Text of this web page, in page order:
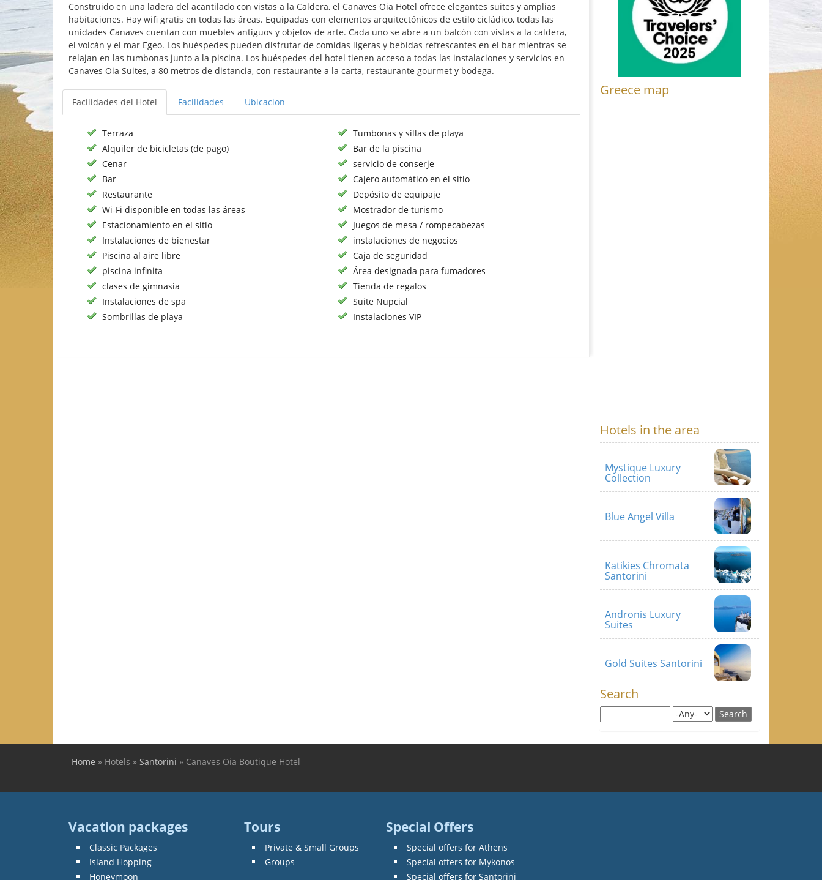
Construido en una ladera del acantilado con vistas a la Caldera, el Canaves Oia Hotel ofrece elegantes suites y amplias
habitaciones. Hay wifi gratis en todas las áreas. Equipadas con elementos arquitectónicos de estilo cicládico, todas las
unidades Canaves cuentan con muebles antiguos y objetos de arte. Cada uno se abre a un balcón con vistas a la caldera,
el volcán y el mar Egeo. Los huéspedes pueden disfrutar de comidas ligeras y bebidas refrescantes en el bar mientras se
relajan en las tumbonas junto a la piscina. Los huéspedes del hotel tienen acceso a todas las instalaciones y servicios en
Canaves Oia Suites, a 80 metros de distancia, con restaurante a la carta, restaurante gourmet y bodega.
Facilidades del Hotel Facilidades Ubicacion
Terraza
Alquiler de bicicletas (de pago)
Cenar
Bar
Restaurante
Wi-Fi disponible en todas las áreas
Estacionamiento en el sitio
Instalaciones de bienestar
Piscina al aire libre
piscina infinita
clases de gimnasia
Instalaciones de spa
Sombrillas de playa
Tumbonas y sillas de playa
Bar de la piscina
servicio de conserje
Cajero automático en el sitio
Depósito de equipaje
Mostrador de turismo
Juegos de mesa / rompecabezas
instalaciones de negocios
Caja de seguridad
Área designada para fumadores
Tienda de regalos
Suite Nupcial
Instalaciones VIP
Greece map
Hotels in the area
Mystique Luxury
Collection
Blue Angel Villa
Katikies Chromata
Santorini
Andronis Luxury
Suites
Gold Suites Santorini
Search
Search for
You are here
Home » Hotels » Santorini » Canaves Oia Boutique Hotel
Vacation packages
Classic Packages
Island Hopping
Honeymoon
Tours
Private & Small Groups
Groups
Special Offers
Special offers for Athens
Special offers for Mykonos
Special offers for Santorini